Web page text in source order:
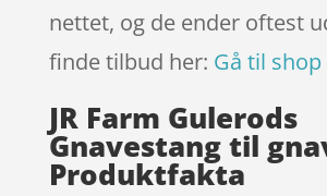
nettet, og de ender oftest
finde tilbud her: Gå til shop
JR Farm Gulerods
Gnavestang til
Produktfakta